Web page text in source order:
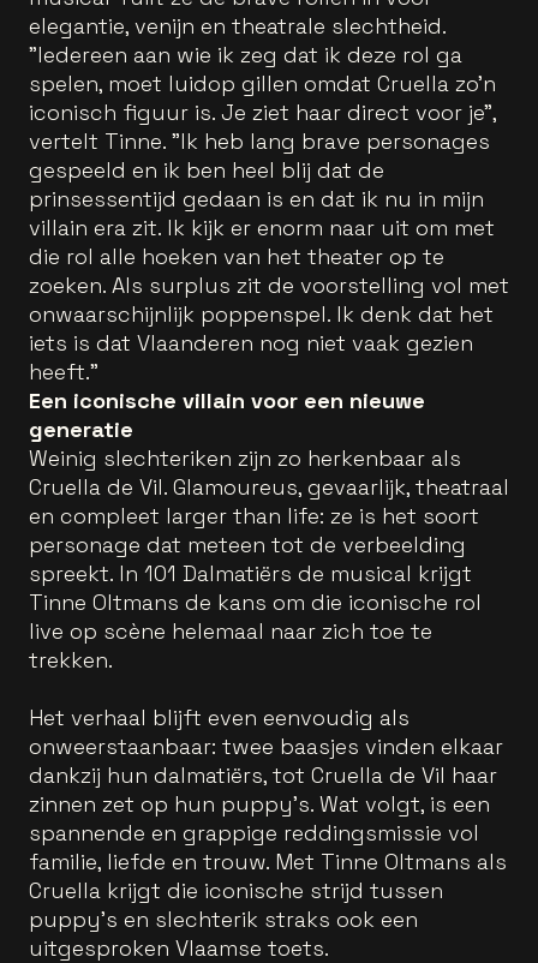
elegantie, venijn en theatrale slechtheid.
"Iedereen aan wie ik zeg dat ik deze rol ga
spelen, moet luidop gillen omdat Cruella zo’n
iconisch figuur is. Je ziet haar direct voor je",
vertelt Tinne. "Ik heb lang brave personages
gespeeld en ik ben heel blij dat de
prinsessentijd gedaan is en dat ik nu in mijn
villain era zit. Ik kijk er enorm naar uit om met
die rol alle hoeken van het theater op te
zoeken. Als surplus zit de voorstelling vol met
onwaarschijnlijk poppenspel. Ik denk dat het
iets is dat Vlaanderen nog niet vaak gezien
heeft."
Een iconische villain voor een nieuwe
generatie
Weinig slechteriken zijn zo herkenbaar als
Cruella de Vil. Glamoureus, gevaarlijk, theatraal
en compleet larger than life: ze is het soort
personage dat meteen tot de verbeelding
spreekt. In 101 Dalmatiërs de musical krijgt
Tinne Oltmans de kans om die iconische rol
live op scène helemaal naar zich toe te
trekken.
Het verhaal blijft even eenvoudig als
onweerstaanbaar: twee baasjes vinden elkaar
dankzij hun dalmatiërs, tot Cruella de Vil haar
zinnen zet op hun puppy’s. Wat volgt, is een
spannende en grappige reddingsmissie vol
familie, liefde en trouw. Met Tinne Oltmans als
Cruella krijgt die iconische strijd tussen
puppy’s en slechterik straks ook een
uitgesproken Vlaamse toets.